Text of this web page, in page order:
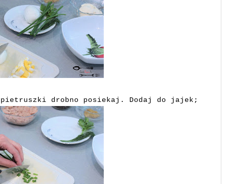
drobno posiekaj. Dodaj do jajek;